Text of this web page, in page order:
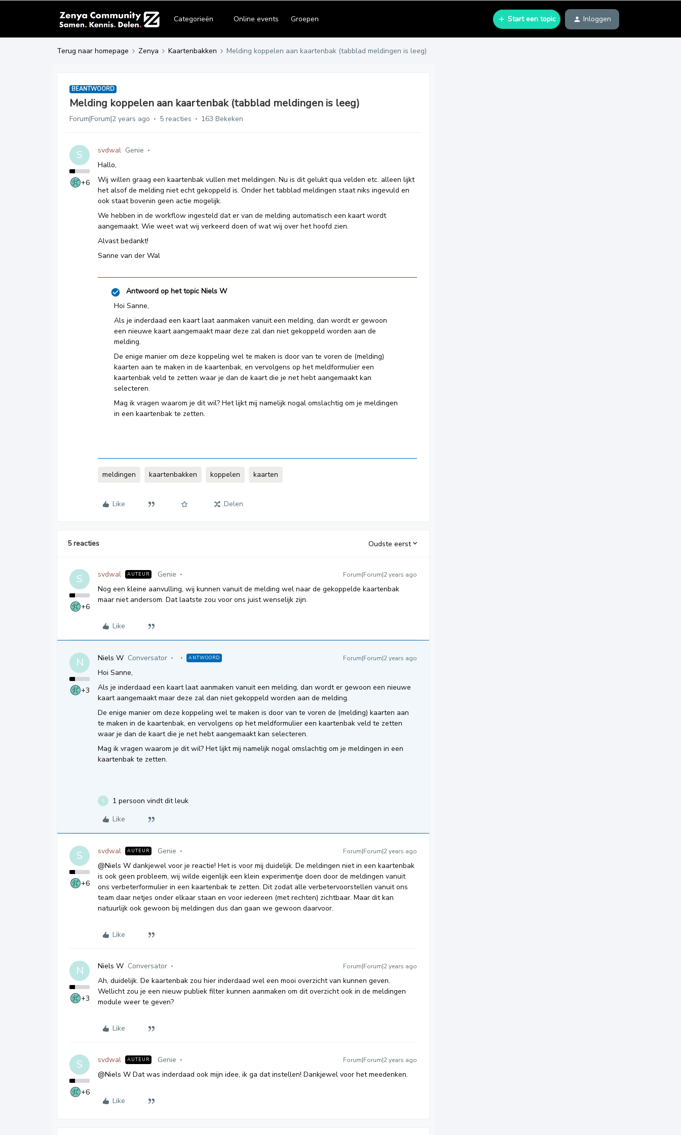
Categorieën Online events Groepen Start een topic Inloggen
Terug naar homepage Zenya Kaartenbakken Melding koppelen aan kaartenbak (tabblad meldingen is leeg)
BEANTWOORD
Melding koppelen aan kaartenbak (tabblad meldingen is leeg)
Forum|Forum|2 years ago 5 reacties 163 Bekeken
S
+6
svdwal Genie
Hallo,
Wij willen graag een kaartenbak vullen met meldingen. Nu is dit gelukt qua velden etc. alleen lijkt
het alsof de melding niet echt gekoppeld is. Onder het tabblad meldingen staat niks ingevuld en
ook staat bovenin geen actie mogelijk.
We hebben in de workflow ingesteld dat er van de melding automatisch een kaart wordt
aangemaakt. Wie weet wat wij verkeerd doen of wat wij over het hoofd zien.
Alvast bedankt!
Sanne van der Wal
Antwoord op het topic Niels W
Hoi Sanne,
Als je inderdaad een kaart laat aanmaken vanuit een melding, dan wordt er gewoon
een nieuwe kaart aangemaakt maar deze zal dan niet gekoppeld worden aan de
melding.
De enige manier om deze koppeling wel te maken is door van te voren de (melding)
kaarten aan te maken in de kaartenbak, en vervolgens op het meldformulier een
kaartenbak veld te zetten waar je dan de kaart die je net hebt aangemaakt kan
selecteren.
Mag ik vragen waarom je dit wil? Het lijkt mij namelijk nogal omslachtig om je meldingen
in een kaartenbak te zetten.
meldingen kaartenbakken koppelen kaarten
Like Delen
5 reacties Oudste eerst
S
+6
svdwal AUTEUR Genie Forum|Forum|2 years ago
Nog een kleine aanvulling, wij kunnen vanuit de melding wel naar de gekoppelde kaartenbak
maar niet andersom. Dat laatste zou voor ons juist wenselijk zijn.
Like
N
+3
Niels W Conversator ANTWOORD Forum|Forum|2 years ago
Hoi Sanne,
Als je inderdaad een kaart laat aanmaken vanuit een melding, dan wordt er gewoon een nieuwe
kaart aangemaakt maar deze zal dan niet gekoppeld worden aan de melding.
De enige manier om deze koppeling wel te maken is door van te voren de (melding) kaarten aan
te maken in de kaartenbak, en vervolgens op het meldformulier een kaartenbak veld te zetten
waar je dan de kaart die je net hebt aangemaakt kan selecteren.
Mag ik vragen waarom je dit wil? Het lijkt mij namelijk nogal omslachtig om je meldingen in een
kaartenbak te zetten.
S
1 persoon vindt dit leuk
Like
S
+6
svdwal AUTEUR Genie Forum|Forum|2 years ago
@Niels W dankjewel voor je reactie! Het is voor mij duidelijk. De meldingen niet in een kaartenbak
is ook geen probleem, wij wilde eigenlijk een klein experimentje doen door de meldingen vanuit
ons verbeterformulier in een kaartenbak te zetten. Dit zodat alle verbetervoorstellen vanuit ons
team daar netjes onder elkaar staan en voor iedereen (met rechten) zichtbaar. Maar dit kan
natuurlijk ook gewoon bij meldingen dus dan gaan we gewoon daarvoor.
Like
N
+3
Niels W Conversator Forum|Forum|2 years ago
Ah, duidelijk. De kaartenbak zou hier inderdaad wel een mooi overzicht van kunnen geven.
Wellicht zou je een nieuw publiek filter kunnen aanmaken om dit overzicht ook in de meldingen
module weer te geven?
Like
S
+6
svdwal AUTEUR Genie Forum|Forum|2 years ago
@Niels W Dat was inderdaad ook mijn idee, ik ga dat instellen! Dankjewel voor het meedenken.
Like